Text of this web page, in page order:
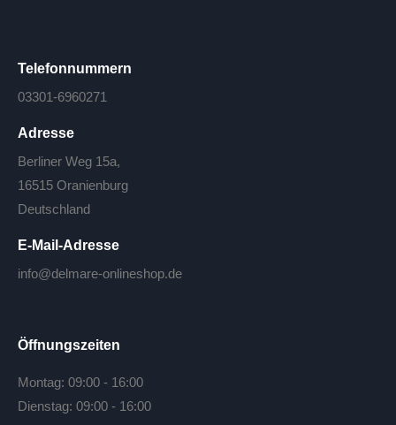
Telefonnummern
03301-6960271
Adresse
Berliner Weg 15a,
16515 Oranienburg
Deutschland
E-Mail-Adresse
info@delmare-onlineshop.de
Öffnungszeiten
Montag: 09:00 - 16:00
Dienstag: 09:00 - 16:00